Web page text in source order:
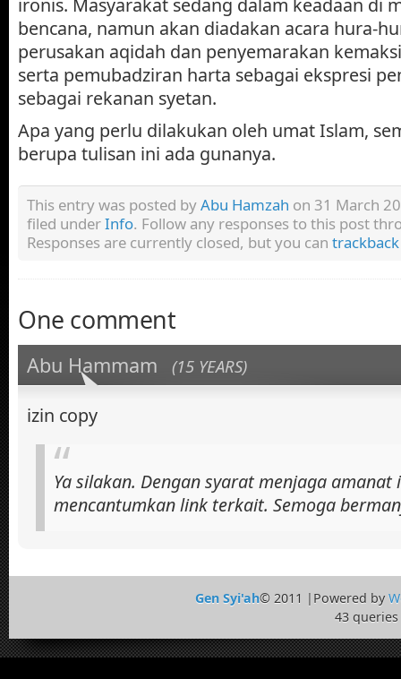
bencana, namun akan diadakan acara hura-
perusakan aqidah dan penyemarakan
serta pemubadziran harta sebagai ekspresi
sebagai rekanan syetan.
Apa yang perlu dilakukan oleh umat Islam,
berupa tulisan ini ada gunanya.
This entry was posted byAbu Hamzah on 31 March
filed underInfo. Follow any responses to this post
Responses are currently closed, but you can trackback
One comment
Abu Hammam (15 YEARS)
izin copy
Ya silakan. Dengan syarat menjaga amanat
mencantumkan link terkait. Semoga
Gen Syi'ah© 2011 |Powered by
43 queries